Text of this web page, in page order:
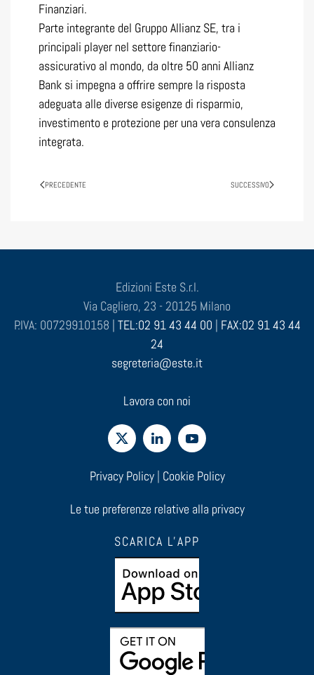
Finanziari.
Parte integrante del Gruppo Allianz SE, tra i
principali player nel settore finanziario-
assicurativo al mondo, da oltre 50 anni Allianz
Bank si impegna a offrire sempre la risposta
adeguata alle diverse esigenze di risparmio,
investimento e protezione per una vera consulenza
integrata.
PRECEDENTE SUCCESSIVO
Edizioni Este S.r.l.
Via Cagliero, 23 - 20125 Milano
P.IVA: 00729910158 | TEL:02 91 43 44 00 | FAX:02 91 43 44
24
segreteria@este.it
Lavora con noi
Privacy Policy| Cookie Policy
Le tue preferenze relative alla privacy
SCARICA L'APP